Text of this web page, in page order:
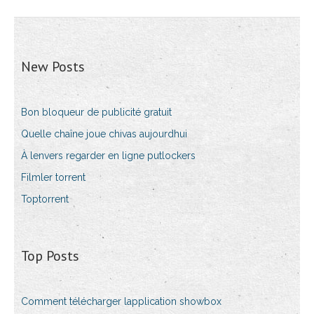
New Posts
Bon bloqueur de publicité gratuit
Quelle chaîne joue chivas aujourdhui
À lenvers regarder en ligne putlockers
Filmler torrent
Toptorrent
Top Posts
Comment télécharger lapplication showbox